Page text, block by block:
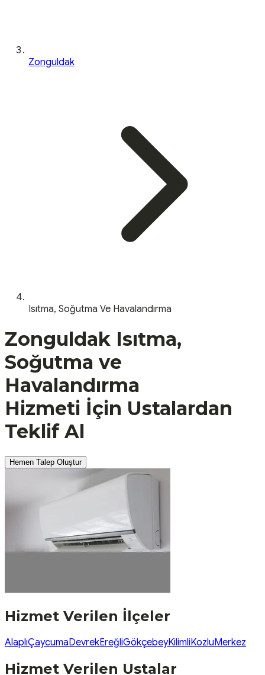
Zonguldak
Isıtma, Soğutma Ve Havalandırma
Zonguldak Isıtma,
Soğutma ve
Havalandırma
Hizmeti İçin Ustalardan
Teklif Al
Hemen Talep Oluştur
Hizmet Verilen İlçeler
AlaplıÇaycumaDevrekEreğliGökçebeyKilimliKozluMerkez
Hizmet Verilen Ustalar